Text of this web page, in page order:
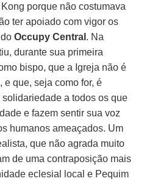
porque não costumava
ter apoiado com vigor os
doOccupy Central . Na
durante sua primeira
bispo, que a Igreja não é
e que, seja como for, é
a todos os que
e fazem sentir sua voz
humanos ameaçados. Um
que não agrada muito
de uma contraposição mais
eclesial local e Pequim